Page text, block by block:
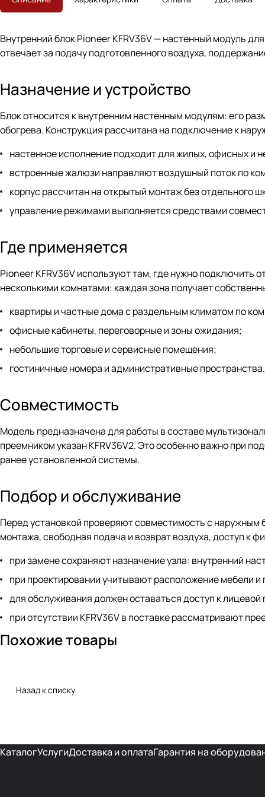
Внутренний блок Pioneer KFRV36V — настенный модуль
отвечает за подачу подготовленного воздуха,
Назначение и устройство
Блок относится к внутренним настенным модулям: его
обогрева. Конструкция рассчитана на подключение к
настенное исполнение подходит для жилых, офисных и
встроенные жалюзи направляют воздушный поток по
корпус рассчитан на открытый монтаж без отдельного
управление режимами выполняется средствами
Где применяется
Pioneer KFRV36V используют там, где нужно подключить
несколькими комнатами: каждая зона получает
квартиры и частные дома с раздельным климатом по
офисные кабинеты, переговорные и зоны ожидания;
небольшие торговые и сервисные помещения;
гостиничные номера и административные пространства.
Совместимость
Модель предназначена для работы в составе
преемником указан KFRV36V2. Это особенно важно при
ранее установленной системы.
Подбор и обслуживание
Перед установкой проверяют совместимость с наружным
монтажа, свободная подача и возврат воздуха, доступ к
при замене сохраняют назначение узла: внутренний
при проектировании учитывают расположение мебели и
для обслуживания должен оставаться доступ к лицевой
при отсутствии KFRV36V в поставке рассматривают
Похожие товары
Назад к списку
КаталогУслугиДоставка и оплатаГарантия на